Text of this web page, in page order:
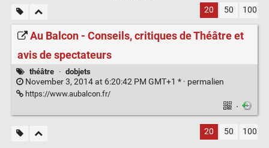
20 50 100
Au Balcon - Conseils, critiques de Théâtre et
avis de spectateurs
théâtre · dobjets
November 3, 2014 at 6:20:42 PM GMT+1 * · permalien
https://www.aubalcon.fr/
·
20 50 100